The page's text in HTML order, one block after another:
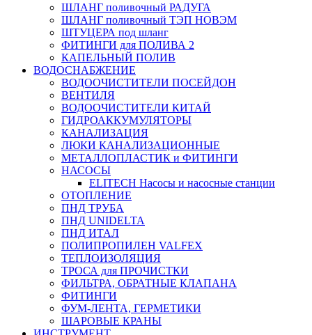
ШЛАНГ поливочный РАДУГА
ШЛАНГ поливочный ТЭП НОВЭМ
ШТУЦЕРА под шланг
ФИТИНГИ для ПОЛИВА 2
КАПЕЛЬНЫЙ ПОЛИВ
ВОДОСНАБЖЕНИЕ
ВОДООЧИСТИТЕЛИ ПОСЕЙДОН
ВЕНТИЛЯ
ВОДООЧИСТИТЕЛИ КИТАЙ
ГИДРОАККУМУЛЯТОРЫ
КАНАЛИЗАЦИЯ
ЛЮКИ КАНАЛИЗАЦИОННЫЕ
МЕТАЛЛОПЛАСТИК и ФИТИНГИ
НАСОСЫ
ELITECH Насосы и насосные станции
ОТОПЛЕНИЕ
ПНД ТРУБА
ПНД UNIDELTA
ПНД ИТАЛ
ПОЛИПРОПИЛЕН VALFEX
ТЕПЛОИЗОЛЯЦИЯ
ТРОСА для ПРОЧИСТКИ
ФИЛЬТРА, ОБРАТНЫЕ КЛАПАНА
ФИТИНГИ
ФУМ-ЛЕНТА, ГЕРМЕТИКИ
ШАРОВЫЕ КРАНЫ